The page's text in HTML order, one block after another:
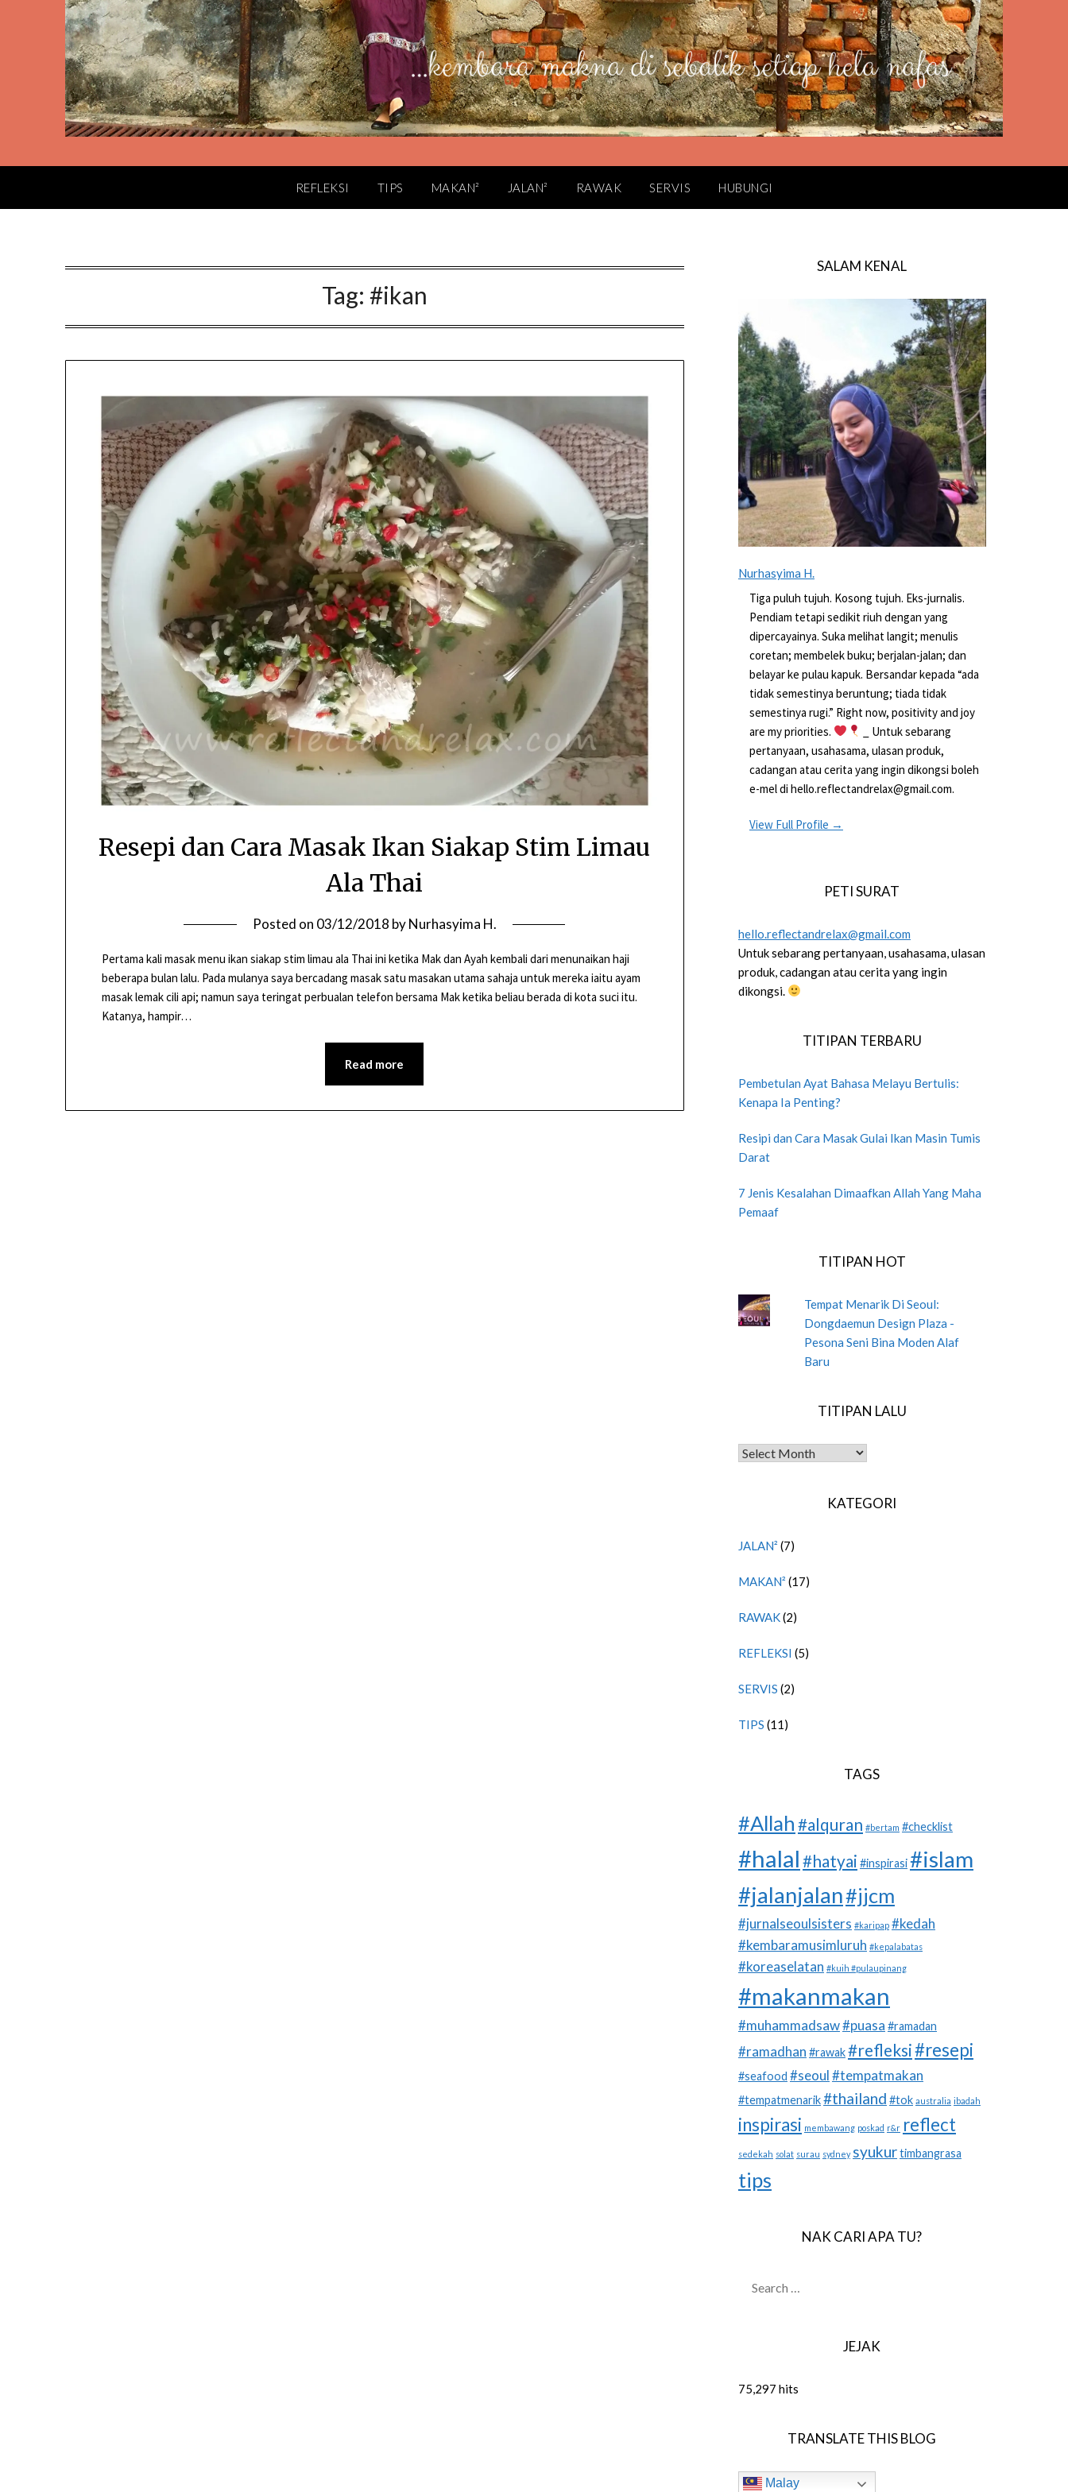
REFLEKSI TIPS MAKAN² JALAN² RAWAK SERVIS HUBUNGI
Tag: #ikan
Resepi dan Cara Masak Ikan Siakap Stim Limau
Ala Thai
Posted on 03/12/2018 byNurhasyima H.
Pertama kali masak menu ikan siakap stim limau ala Thai ini ketika Mak dan Ayah kembali dari menunaikan haji
beberapa bulan lalu. Pada mulanya saya bercadang masak satu masakan utama sahaja untuk mereka iaitu ayam
masak lemak cili api; namun saya teringat perbualan telefon bersama Mak ketika beliau berada di kota suci itu.
Katanya, hampir…
Read more
SALAM KENAL
Nurhasyima H.
Tiga puluh tujuh. Kosong tujuh. Eks-jurnalis.
Pendiam tetapi sedikit riuh dengan yang
dipercayainya. Suka melihat langit; menulis
coretan; membelek buku; berjalan-jalan; dan
belayar ke pulau kapuk. Bersandar kepada “ada
tidak semestinya beruntung; tiada tidak
semestinya rugi.” Right now, positivity and joy
are my priorities.
_ Untuk sebarang
pertanyaan, usahasama, ulasan produk,
cadangan atau cerita yang ingin dikongsi boleh
e-mel di hello.reflectandrelax@gmail.com.
View Full Profile →
PETI SURAT
hello.reflectandrelax@gmail.com
Untuk sebarang pertanyaan, usahasama, ulasan
produk, cadangan atau cerita yang ingin
dikongsi.
TITIPAN TERBARU
Pembetulan Ayat Bahasa Melayu Bertulis:
Kenapa Ia Penting?
Resipi dan Cara Masak Gulai Ikan Masin Tumis
Darat
7 Jenis Kesalahan Dimaafkan Allah Yang Maha
Pemaaf
TITIPAN HOT
Tempat Menarik Di Seoul:
Dongdaemun Design Plaza -
Pesona Seni Bina Moden Alaf
Baru
TITIPAN LALU
TITIPAN LALU
KATEGORI
JALAN² (7)
MAKAN² (17)
RAWAK(2)
REFLEKSI (5)
SERVIS (2)
TIPS (11)
TAGS
#Allah #alquran #bertam #checklist
#halal #hatyai #inspirasi#islam
#jalanjalan#jjcm
#jurnalseoulsisters #karipap #kedah
#kembaramusimluruh #kepalabatas
#koreaselatan #kuih #pulaupinang
#makanmakan
#muhammadsaw#puasa #ramadan
#ramadhan #rawak#refleksi#resepi
#seafood #seoul#tempatmakan
#tempatmenarik#thailand #tok australia ibadah
inspirasi membawang poskad r&r reflect
sedekah solat surau sydney syukurtimbangrasa
tips
NAK CARI APA TU?
FOR:
JEJAK
75,297 hits
TRANSLATE THIS BLOG
Malay